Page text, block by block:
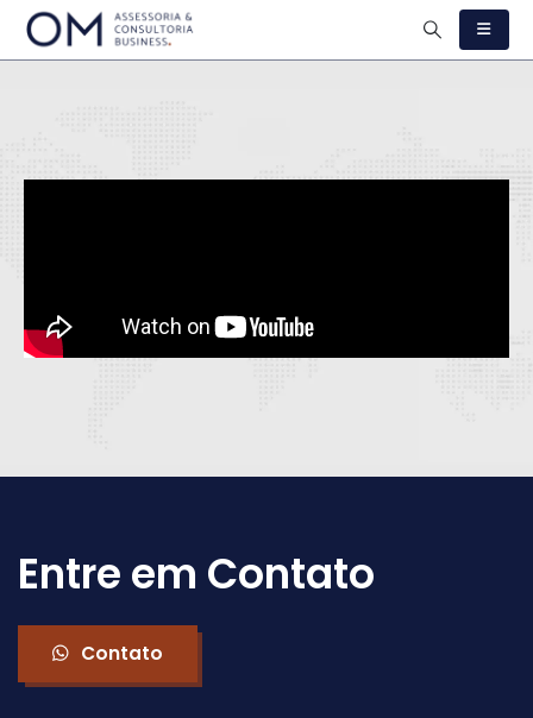
Entre em Contato
Contato